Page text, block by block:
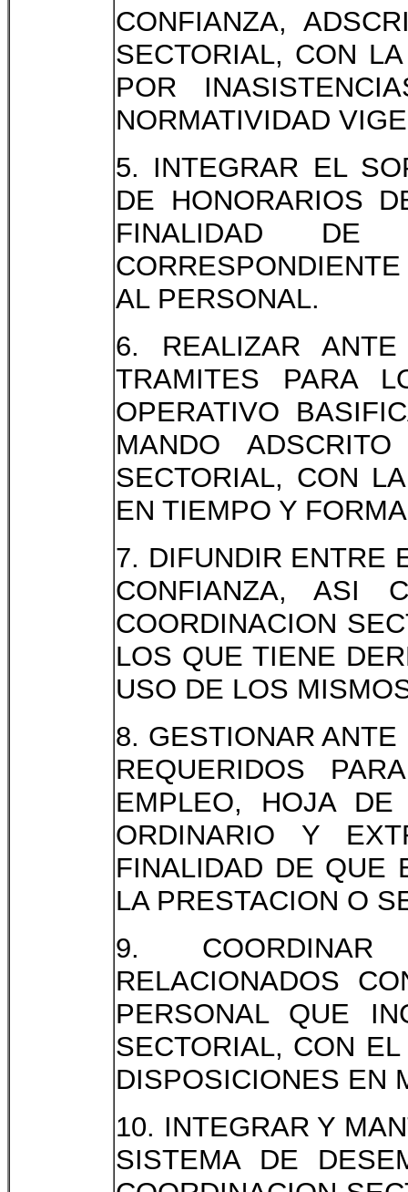
CONFIANZA,
SECTORIAL, CON
POR
NORMATIVIDAD
5. INTEGRAR EL
DE HONORARIOS
FINALIDAD DE
AL PERSONAL.
6. REALIZAR ANTE
TRAMITES PARA
OPERATIVO
MANDO
SECTORIAL, CON
EN TIEMPO Y
7. DIFUNDIR ENTRE
CONFIANZA, ASI
COORDINACION
LOS QUE TIENE
USO DE LOS
8. GESTIONAR
REQUERIDOS
EMPLEO, HOJA DE
ORDINARIO Y
FINALIDAD DE QUE
LA PRESTACION O
9. COORDINAR
RELACIONADOS
PERSONAL QUE
SECTORIAL, CON
DISPOSICIONES EN
10. INTEGRAR Y
SISTEMA DE